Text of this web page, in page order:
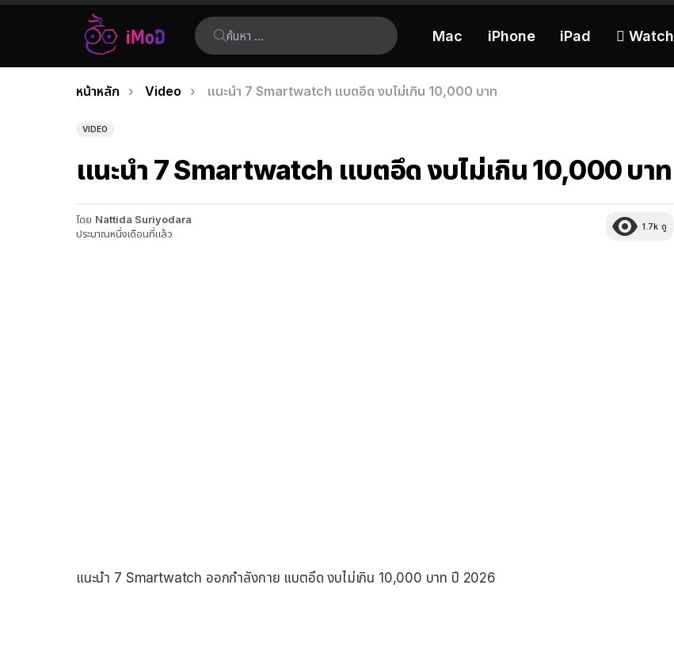
ค้นหา:
Mac iPhone iPad  Watch
เรื่อง
ล่าสุด
คุณอยู่ที่นี่:
หน้าหลัก Video แนะนำ 7 Smartwatch แบตอึด งบไม่เกิน 10,000 บาท
VIDEO
แนะนำ 7 Smartwatch แบตอึด งบไม่เกิน 10,000 บาท
โดย Nattida Suriyodara
ประมาณหนึ่งเดือนที่แล้ว
1.7k ดู
แนะนำ 7 Smartwatch ออกกำลังกาย แบตอึด งบไม่เกิน 10,000 บาท ปี 2026